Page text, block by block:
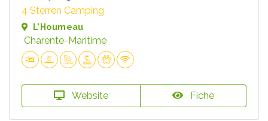
4 Sterren Camping
L'Houmeau
Charente-Maritime
Website Fiche